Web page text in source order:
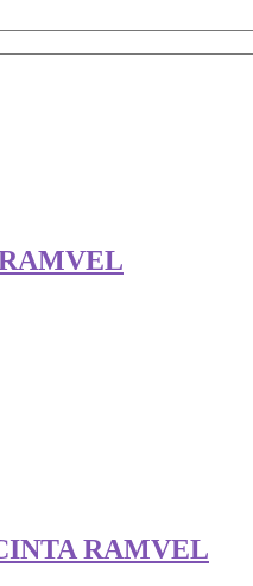
RAMVEL